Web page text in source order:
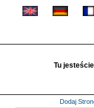
Tu
Dodaj